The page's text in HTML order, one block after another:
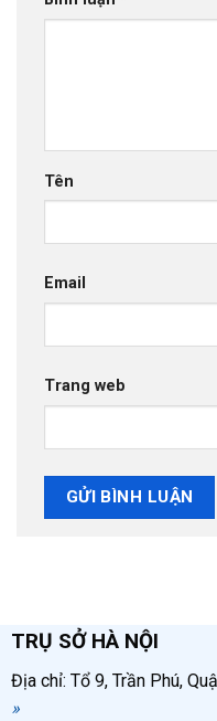
Tên
Email
Trang web
TRỤ SỞ HÀ NỘI
Địa chỉ: Tổ 9, Trần Phú,
»